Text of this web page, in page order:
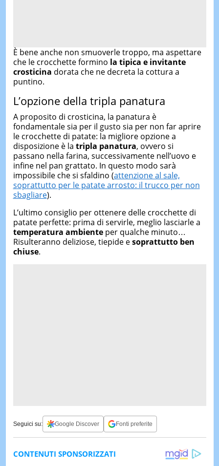
È bene anche non smuoverle troppo, ma aspettare
che le crocchette formino la tipica e invitante
crosticina dorata che ne decreta la cottura a
puntino.
L’opzione della tripla panatura
A proposito di crosticina, la panatura è
fondamentale sia per il gusto sia per non far aprire
le crocchette di patate: la migliore opzione a
disposizione è la tripla panatura, ovvero si
passano nella farina, successivamente nell’uovo e
infine nel pan grattato. In questo modo sarà
impossibile che si sfaldino (attenzione al sale,
soprattutto per le patate arrosto: il trucco per non
sbagliare).
L’ultimo consiglio per ottenere delle crocchette di
patate perfette: prima di servirle, meglio lasciarle a
temperatura ambienteper qualche minuto…
Risulteranno deliziose, tiepide esoprattutto ben
chiuse.
Seguici su: Google Discover Fonti preferite